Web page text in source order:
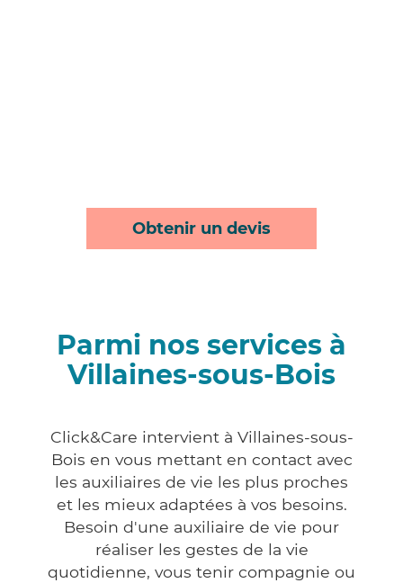
Obtenir un devis
Parmi nos services à
Villaines-sous-Bois
Click&Care intervient à Villaines-sous-
Bois en vous mettant en contact avec
les auxiliaires de vie les plus proches
et les mieux adaptées à vos besoins.
Besoin d'une auxiliaire de vie pour
réaliser les gestes de la vie
quotidienne, vous tenir compagnie ou